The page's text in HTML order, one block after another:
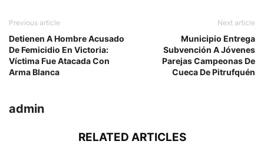
Previous article
Detienen A Hombre Acusado
De Femicidio En Victoria:
Víctima Fue Atacada Con
Arma Blanca
Next article
Municipio Entrega
Subvención A Jóvenes
Parejas Campeonas De
Cueca De Pitrufquén
admin
RELATED ARTICLES